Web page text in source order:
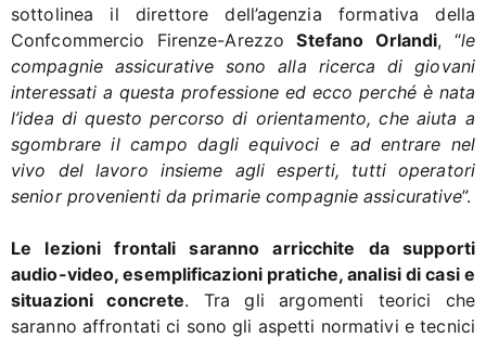
sottolinea il direttore dell’agenzia formativa della
Confcommercio Firenze-ArezzoStefano Orlandi, “le
compagnie assicurative sono alla ricerca di giovani
interessati a questa professione ed ecco perché è nata
l’idea di questo percorso di orientamento, che aiuta a
sgombrare il campo dagli equivoci e ad entrare nel
vivo del lavoro insieme agli esperti, tutti operatori
senior provenienti da primarie compagnie assicurative”.
Le lezioni frontali saranno arricchite da supporti
audio-video, esemplificazioni pratiche, analisi di casi e
situazioni concrete. Tra gli argomenti teorici che
saranno affrontati ci sono gli aspetti normativi e tecnici